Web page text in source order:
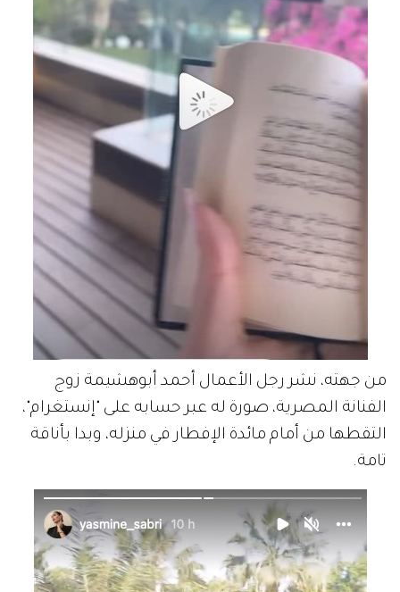
من جهته، نشر رجل الأعمال أحمد أبوهشيمة زوج
الفنانة المصرية، صورة له عبر حسابه على "إنستغرام"،
التقطها من أمام مائدة الإفطار في منزله، وبدا بأناقة
تامة.